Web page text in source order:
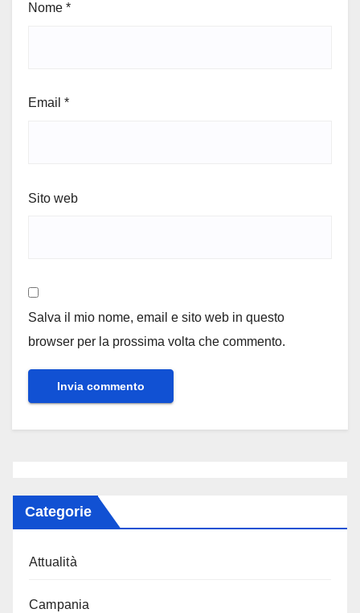
Nome *
Email *
Sito web
Salva il mio nome, email e sito web in questo
browser per la prossima volta che commento.
Categorie
Attualità
Campania